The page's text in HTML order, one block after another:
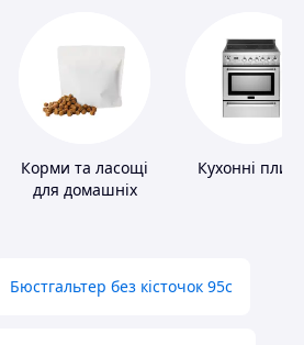
Корми та ласощі
для домашніх
Кухонні
Бюстгальтер без кісточок 95с